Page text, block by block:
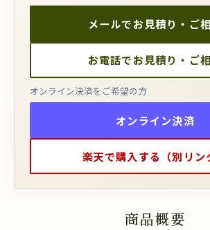
メールでお見積り・ご
お電話でお見積り・ご
オンライン決済をご希望の方
オンライン決済
楽天で購入する（別リン
商品概要